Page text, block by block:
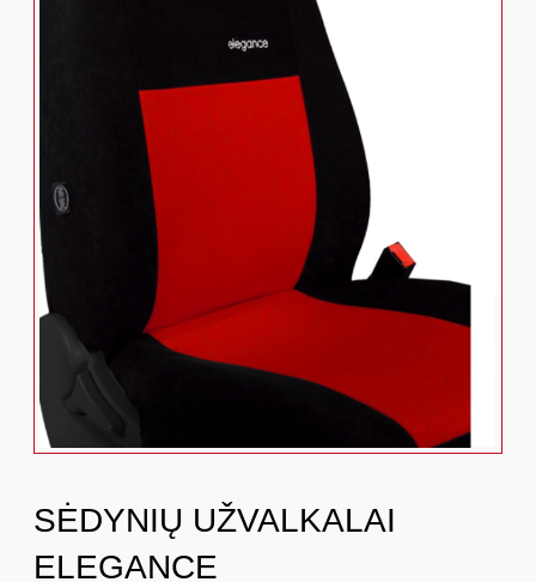
SĖDYNIŲ UŽVALKALAI
ELEGANCE